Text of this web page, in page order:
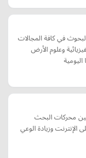
في كافة المجالات
وعلوم الأرض
اليومية
محركات البحث
الإنترنت وزيادة الوعي